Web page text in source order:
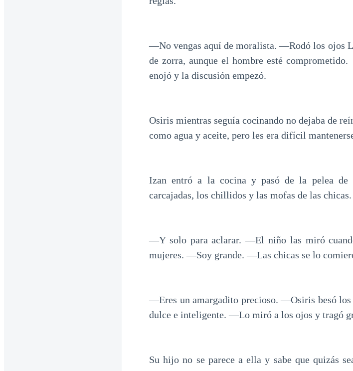
―No vengas aquí de moralista. ―Rodó los ojos
de zorra, aunque el hombre esté
enojó y la discusión empezó.
Osiris mientras seguía cocinando no dejaba de
como agua y aceite, pero les era difícil
Izan entró a la cocina y pasó de la pelea de
carcajadas, los chillidos y las mofas de las chicas.
―Y solo para aclarar. ―El niño las miró
mujeres. ―Soy grande. ―Las chicas se lo
―Eres un amargadito precioso. ―Osiris besó
dulce e inteligente. ―Lo miró a los ojos y tragó
Su hijo no se parece a ella y sabe que quizás